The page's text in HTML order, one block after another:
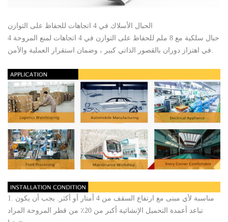
الحبال الأسلاك في 4 اتجاهات للحفاظ على التوازن
4 حبال سلكية مع 8 ملم للحفاظ على التوازن في 4 اتجاهات لمنع المروحة
1. مناسبة لأي مبنى مع ارتفاع السقف من 4 أمتار أو أكثر. يجب أن يكون
تباعد أعمدة التحميل الإنشائية أكبر من 20٪ من قطر المروحة المراد